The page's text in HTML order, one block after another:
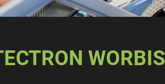
WORBIS